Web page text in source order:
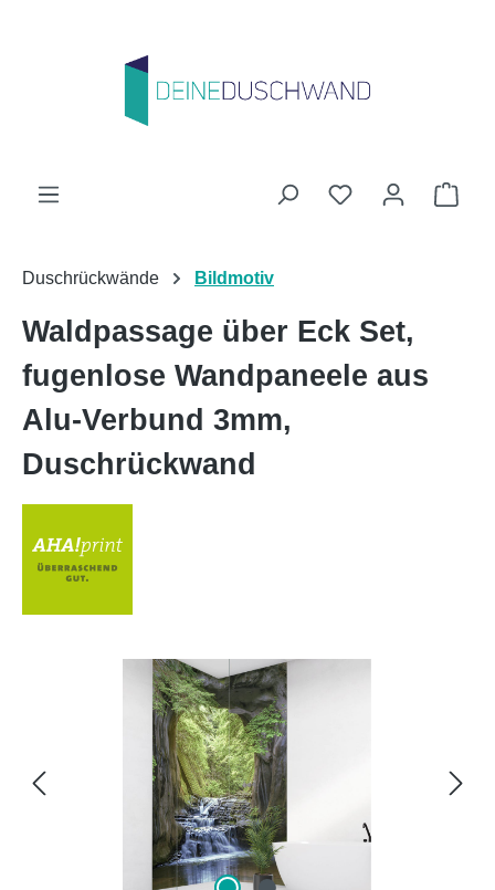
Du hast 0
Duschrückwände Bildmotiv
Waldpassage über Eck Set,
fugenlose Wandpaneele aus
Alu-Verbund 3mm,
Duschrückwand